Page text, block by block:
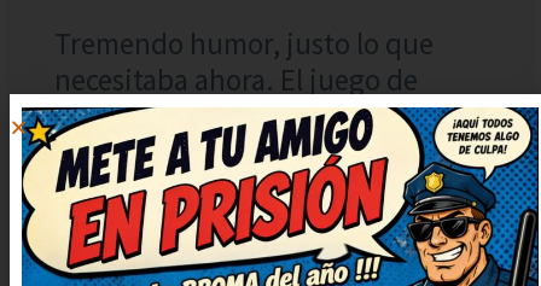
Tremendo humor, justo lo que
necesitaba ahora. El juego de
palabras está finísimo, me ha
sorprendido. El juego de palabras
está finísimo, me ha sorprendido.
Lo guardo para contarlo en la
próxima reunión, verás qué risas.